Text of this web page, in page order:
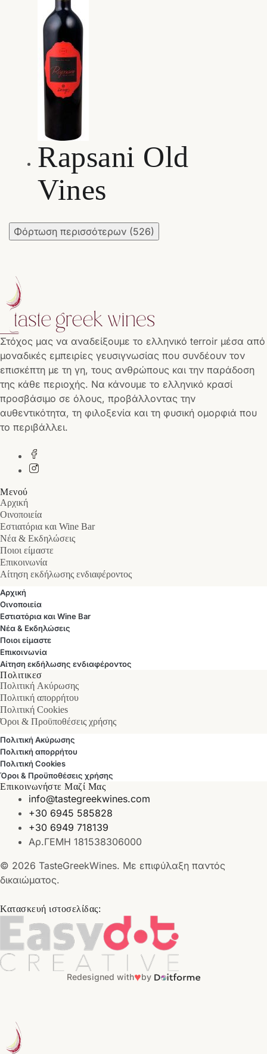
Rapsani Old
Vines
Φόρτωση περισσότερων (526)
Στόχος μας να αναδείξουμε το ελληνικό terroir μέσα από
μοναδικές εμπειρίες γευσιγνωσίας που συνδέουν τον
επισκέπτη με τη γη, τους ανθρώπους και την παράδοση
της κάθε περιοχής. Να κάνουμε το ελληνικό κρασί
προσβάσιμο σε όλους, προβάλλοντας την
αυθεντικότητα, τη φιλοξενία και τη φυσική ομορφιά που
το περιβάλλει.
Μενού
Αρχική
Οινοποιεία
Εστιατόρια και Wine Bar
Νέα & Εκδηλώσεις
Ποιοι είμαστε
Επικοινωνία
Αίτηση εκδήλωσης ενδιαφέροντος
Αρχική
Οινοποιεία
Εστιατόρια και Wine Bar
Νέα & Εκδηλώσεις
Ποιοι είμαστε
Επικοινωνία
Αίτηση εκδήλωσης ενδιαφέροντος
Πολιτικεσ
Πολιτική Ακύρωσης
Πολιτική απορρήτου
Πολιτική Cookies
Όροι & Προϋποθέσεις χρήσης
Πολιτική Ακύρωσης
Πολιτική απορρήτου
Πολιτική Cookies
Όροι & Προϋποθέσεις χρήσης
Επικοινωνήστε Μαζί Μας
info@tastegreekwines.com
+30 6945 585828
+30 6949 718139
Αρ.ΓΕΜΗ 181538306000
© 2026 TasteGreekWines. Με επιφύλαξη παντός
δικαιώματος.
Κατασκευή ιστοσελίδας:
Redesigned with♥by